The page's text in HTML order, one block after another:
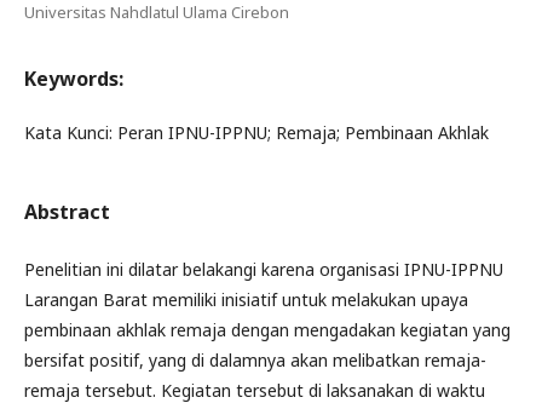
Universitas Nahdlatul Ulama Cirebon
Keywords:
Kata Kunci: Peran IPNU-IPPNU; Remaja; Pembinaan Akhlak
Abstract
Penelitian ini dilatar belakangi karena organisasi IPNU-IPPNU
Larangan Barat memiliki inisiatif untuk melakukan upaya
pembinaan akhlak remaja dengan mengadakan kegiatan yang
bersifat positif, yang di dalamnya akan melibatkan remaja-
remaja tersebut. Kegiatan tersebut di laksanakan di waktu